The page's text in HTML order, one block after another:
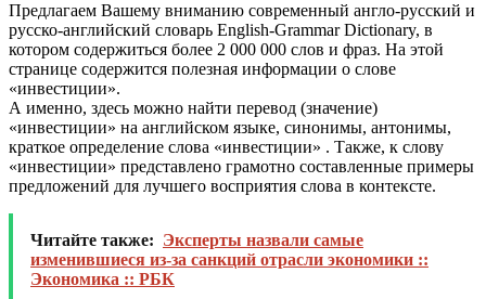
Предлагаем Вашему вниманию современный англо-русский и
русско-английский словарь English-Grammar Dictionary, в
котором содержиться более 2 000 000 слов и фраз. На этой
странице содержится полезная информации о слове
«инвестиции».
А именно, здесь можно найти перевод (значение)
«инвестиции» на английском языке, синонимы, антонимы,
краткое определение слова «инвестиции» . Также, к слову
«инвестиции» представлено грамотно составленные примеры
предложений для лучшего восприятия слова в контексте.
Читайте также: Эксперты назвали самые
изменившиеся из-за санкций отрасли экономики ::
Экономика :: РБК